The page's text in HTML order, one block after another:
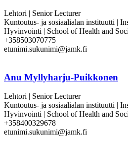
Lehtori | Senior Lecturer
Kuntoutus- ja sosiaalialan instituutti |
Hyvinvointi | School of Health and
+358503070775
etunimi.sukunimi@jamk.fi
Anu Myllyharju-Puikkonen
Lehtori | Senior Lecturer
Kuntoutus- ja sosiaalialan instituutti |
Hyvinvointi | School of Health and
+358400329678
etunimi.sukunimi@jamk.fi